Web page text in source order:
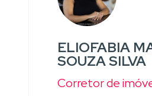
ELIOFABIA
SOUZA SILVA
Corretor de